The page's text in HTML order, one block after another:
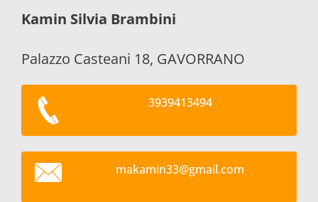
Kamin Silvia Brambini
Palazzo Casteani 18, GAVORRANO
3939413494
makamin33@gmail.com